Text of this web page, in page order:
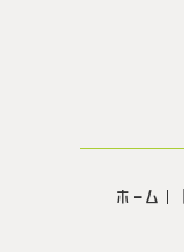
ホーム